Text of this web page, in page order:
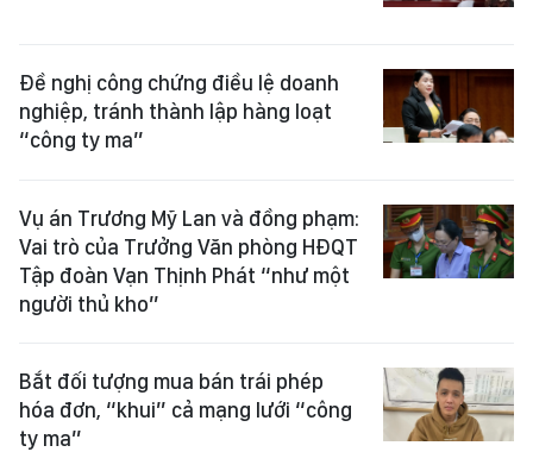
Đề nghị công chứng điều lệ doanh
nghiệp, tránh thành lập hàng loạt
“công ty ma”
Vụ án Trương Mỹ Lan và đồng phạm:
Vai trò của Trưởng Văn phòng HĐQT
Tập đoàn Vạn Thịnh Phát “như một
người thủ kho”
Bắt đối tượng mua bán trái phép
hóa đơn, “khui” cả mạng lưới “công
ty ma”